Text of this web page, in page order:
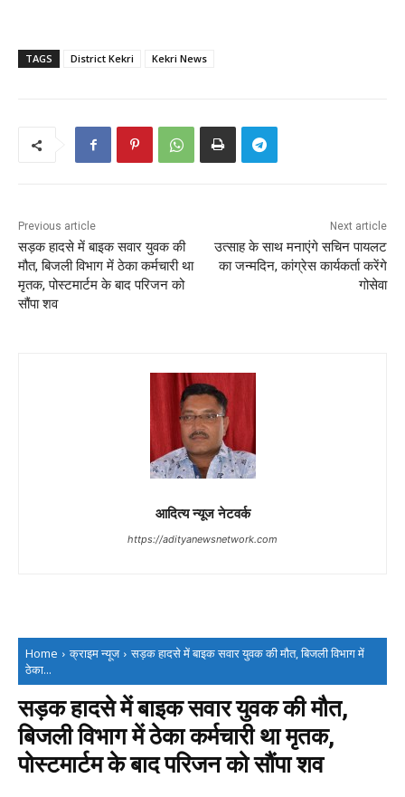
TAGS District Kekri Kekri News
Previous article
सड़क हादसे में बाइक सवार युवक की
मौत, बिजली विभाग में ठेका कर्मचारी था
मृतक, पोस्टमार्टम के बाद परिजन को
सौंपा शव
Next article
उत्साह के साथ मनाएंगे सचिन पायलट
का जन्मदिन, कांग्रेस कार्यकर्ता करेंगे
गोसेवा
आदित्य न्यूज नेटवर्क
https://adityanewsnetwork.com